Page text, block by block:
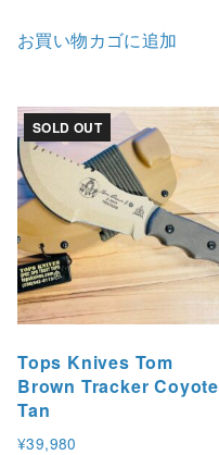
お買い物カゴに追加
SOLD OUT
Tops Knives Tom
Brown Tracker Coyote
Tan
¥39,980